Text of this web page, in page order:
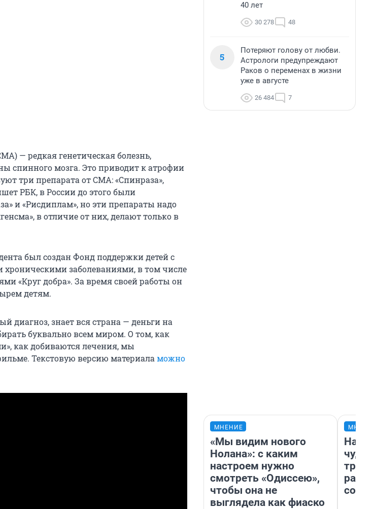
— редкая генетическая болезнь,
спинного мозга. Это приводит к атрофии
три препарата от СМА: «Спинраза»,
РБК, в России до этого были
и «Рисдиплам», но эти препараты надо
в отличие от них, делают только в
был создан Фонд поддержки детей с
заболеваниями, в том числе
«Круг добра». За время своей работы он
детям.
диагноз, знает вся страна — деньги на
буквально всем миром. О том, как
как добиваются лечения, мы
Текстовую версию материала можно
40 лет
30 278 48
5
Потеряют голову от любви.
Астрологи предупреждают
Раков о переменах в жизни
уже в августе
26 484 7
МНЕНИЕ
«Мы видим нового
Нолана»: с каким
настроем нужно
смотреть «Одиссею»,
чтобы она не
выглядела как фиаско